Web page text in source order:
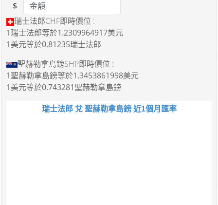
Amount
$
瑞士法郎CHF即時價位 :
1瑞士法郎等於1.2309964917美元
1美元等於0.81235瑞士法郎
聖赫勒拿島鎊SHP即時價位 :
1聖赫勒拿島鎊等於1.3453861998美元
1美元等於0.743281聖赫勒拿島鎊
瑞士法郎 兌 聖赫勒拿島鎊 近1個月匯率